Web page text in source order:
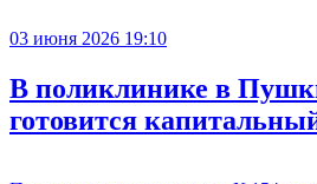
03 июня 2026 19:10
В поликлинике в
готовится